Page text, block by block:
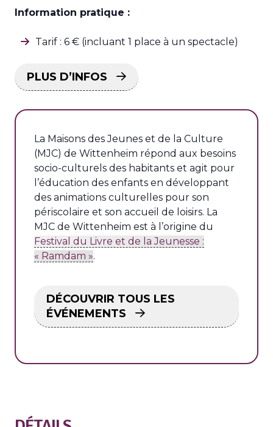
Information pratique :
Tarif : 6 € (incluant 1 place à un spectacle)
PLUS D’INFOS
La Maisons des Jeunes et de la Culture
(MJC) de Wittenheim répond aux besoins
socio-culturels des habitants et agit pour
l’éducation des enfants en développant
des animations culturelles pour son
périscolaire et son accueil de loisirs. La
MJC de Wittenheim est à l’origine du
Festival du Livre et de la Jeunesse :
« Ramdam ».
DÉCOUVRIR TOUS LES
ÉVÉNEMENTS